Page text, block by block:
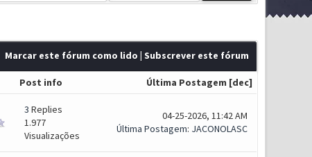
Marcar este fórum como lido | Subscrever este fórum
Post info Última Postagem [dec]
3 Replies
1.977
Visualizações
04-25-2026, 11:42 AM
Última Postagem: JACONOLASC